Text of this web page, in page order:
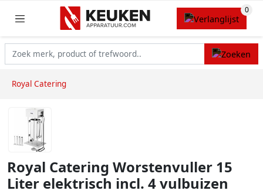
Royal Catering
Royal Catering Worstenvuller 15
Liter elektrisch incl. 4 vulbuizen